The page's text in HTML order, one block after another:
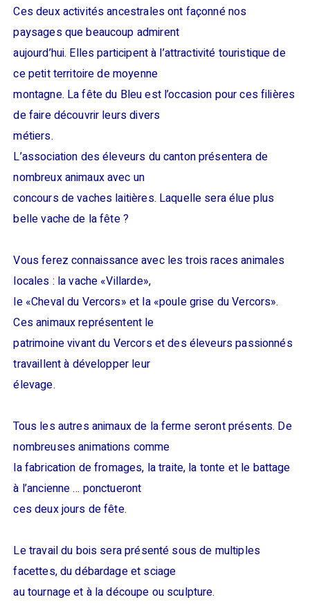
Ces deux activités ancestrales ont façonné nos
paysages que beaucoup admirent
aujourd’hui. Elles participent à l’attractivité touristique de
ce petit territoire de moyenne
montagne. La fête du Bleu est l’occasion pour ces filières
de faire découvrir leurs divers
métiers.
L’association des éleveurs du canton présentera de
nombreux animaux avec un
concours de vaches laitières. Laquelle sera élue plus
belle vache de la fête ?
Vous ferez connaissance avec les trois races animales
locales : la vache «Villarde»,
le «Cheval du Vercors» et la «poule grise du Vercors».
Ces animaux représentent le
patrimoine vivant du Vercors et des éleveurs passionnés
travaillent à développer leur
élevage.
Tous les autres animaux de la ferme seront présents. De
nombreuses animations comme
la fabrication de fromages, la traite, la tonte et le battage
à l’ancienne … ponctueront
ces deux jours de fête.
Le travail du bois sera présenté sous de multiples
facettes, du débardage et sciage
au tournage et à la découpe ou sculpture.